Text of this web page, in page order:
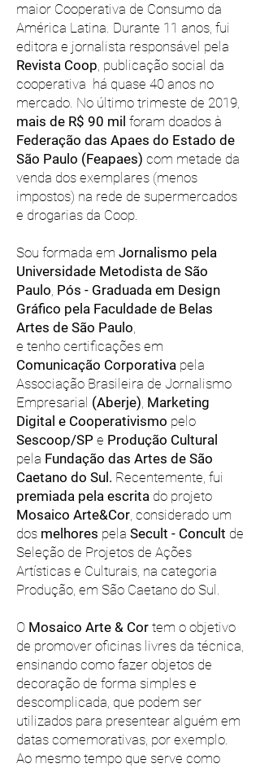
maior Cooperativa de Consumo da
América Latina. Durante 11 anos, fui
editora e jornalista responsável pela
Revista Coop, publicação social da
cooperativa há quase 40 anos no
mercado. No último trimeste de 2019,
mais de R$ 90 mil foram doados à
Federação das Apaes do Estado de
São Paulo (Feapaes) com metade da
venda dos exemplares (menos
impostos) na rede de supermercados
e drogarias da Coop.
Sou formada em Jornalismo pela
Universidade Metodista de São
Paulo, Pós - Graduada em Design
Gráfico pela Faculdade de Belas
Artes de São Paulo,
e tenho certificações em
Comunicação Corporativa pela
Associação Brasileira de Jornalismo
Empresarial (Aberje), Marketing
Digital e Cooperativismo pelo
Sescoop/SP e Produção Cultural
pela Fundação das Artes de São
Caetano do Sul. Recentemente, fui
premiada pela escrita do projeto
Mosaico Arte&Cor, considerado um
dos melhores pela Secult - Concult de
Seleção de Projetos de Ações
Artísticas e Culturais, na categoria
Produção, em São Caetano do Sul.
O Mosaico Arte & Cor tem o objetivo
de promover oficinas livres da técnica,
ensinando como fazer objetos de
decoração de forma simples e
descomplicada, que podem ser
utilizados para presentear alguém em
datas comemorativas, por exemplo.
Ao mesmo tempo que serve como